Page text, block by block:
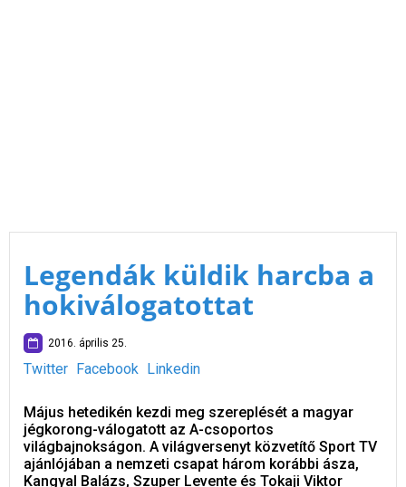
Legendák küldik harcba a
hokiválogatottat
2016. április 25.
Twitter Facebook Linkedin
Május hetedikén kezdi meg szereplését a magyar
jégkorong-válogatott az A-csoportos
világbajnokságon. A világversenyt közvetítő Sport TV
ajánlójában a nemzeti csapat három korábbi ásza,
Kangyal Balázs, Szuper Levente és Tokaji Viktor